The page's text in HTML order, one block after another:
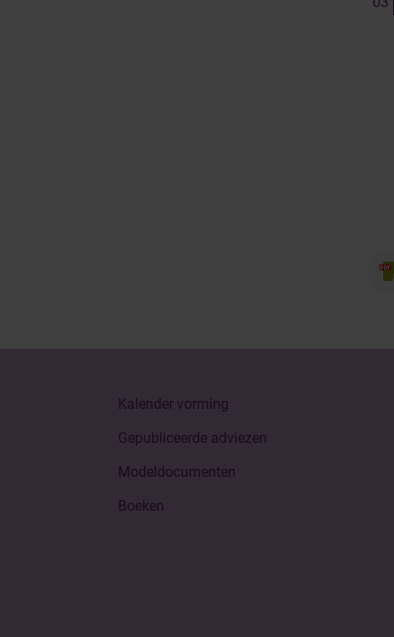
Kalender vorming
Gepubliceerde adviezen
Modeldocumenten
Boeken